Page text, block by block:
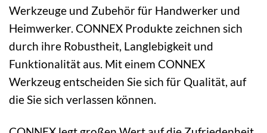
Werkzeuge und Zubehör für Handwerker und
Heimwerker. CONNEX Produkte zeichnen sich
durch ihre Robustheit, Langlebigkeit und
Funktionalität aus. Mit einem CONNEX
Werkzeug entscheiden Sie sich für Qualität, auf
die Sie sich verlassen können.